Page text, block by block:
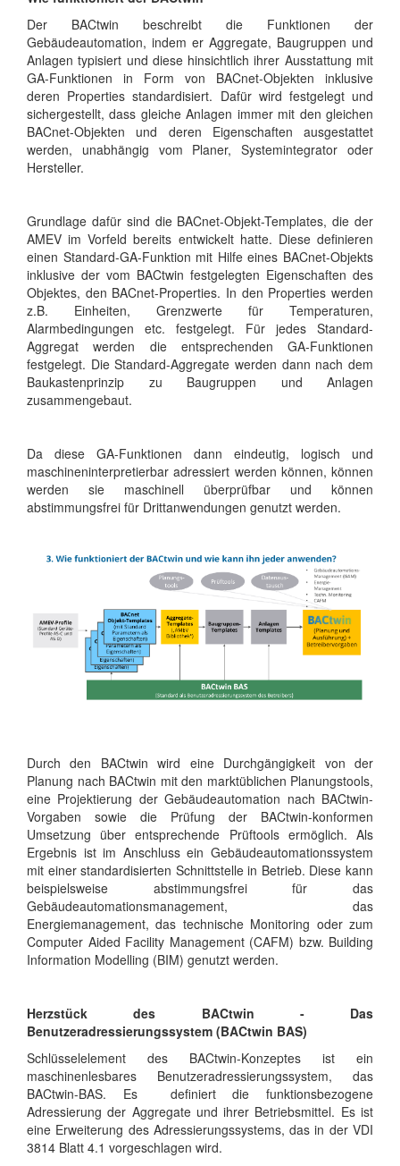
Der BACtwin beschreibt die Funktionen der
Gebäudeautomation, indem er Aggregate, Baugruppen und
Anlagen typisiert und diese hinsichtlich ihrer Ausstattung mit
GA-Funktionen in Form von BACnet-Objekten inklusive
deren Properties standardisiert. Dafür wird festgelegt und
sichergestellt, dass gleiche Anlagen immer mit den gleichen
BACnet-Objekten und deren Eigenschaften ausgestattet
werden, unabhängig vom Planer, Systemintegrator oder
Hersteller.
Grundlage dafür sind die BACnet-Objekt-Templates, die der
AMEV im Vorfeld bereits entwickelt hatte. Diese definieren
einen Standard-GA-Funktion mit Hilfe eines BACnet-Objekts
inklusive der vom BACtwin festgelegten Eigenschaften des
Objektes, den BACnet-Properties. In den Properties werden
z.B. Einheiten, Grenzwerte für Temperaturen,
Alarmbedingungen etc. festgelegt. Für jedes Standard-
Aggregat werden die entsprechenden GA-Funktionen
festgelegt. Die Standard-Aggregate werden dann nach dem
Baukastenprinzip zu Baugruppen und Anlagen
zusammengebaut.
Da diese GA-Funktionen dann eindeutig, logisch und
maschineninterpretierbar adressiert werden können, können
werden sie maschinell überprüfbar und können
abstimmungsfrei für Drittanwendungen genutzt werden.
Durch den BACtwin wird eine Durchgängigkeit von der
Planung nach BACtwin mit den marktüblichen Planungstools,
eine Projektierung der Gebäudeautomation nach BACtwin-
Vorgaben sowie die Prüfung der BACtwin-konformen
Umsetzung über entsprechende Prüftools ermöglich. Als
Ergebnis ist im Anschluss ein Gebäudeautomationssystem
mit einer standardisierten Schnittstelle in Betrieb. Diese kann
beispielsweise abstimmungsfrei für das
Gebäudeautomationsmanagement, das
Energiemanagement, das technische Monitoring oder zum
Computer Aided Facility Management (CAFM) bzw. Building
Information Modelling (BIM) genutzt werden.
Herzstück des BACtwin - Das
Benutzeradressierungssystem (BACtwin BAS)
Schlüsselelement des BACtwin-Konzeptes ist ein
maschinenlesbares Benutzeradressierungssystem, das
BACtwin-BAS. Es definiert die funktionsbezogene
Adressierung der Aggregate und ihrer Betriebsmittel. Es ist
eine Erweiterung des Adressierungssystems, das in der VDI
3814 Blatt 4.1 vorgeschlagen wird.